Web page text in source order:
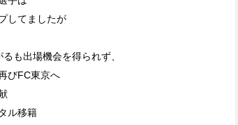
してましたが
も出場機会を得られず、
びFC東京へ
ル移籍